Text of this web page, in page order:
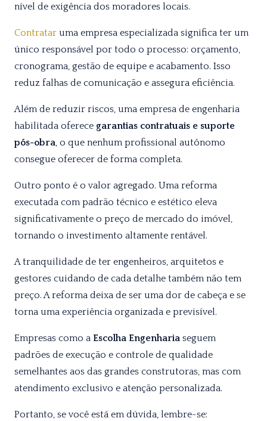
nível de exigência dos moradores locais.
Contratar uma empresa especializada significa ter um
único responsável por todo o processo: orçamento,
cronograma, gestão de equipe e acabamento. Isso
reduz falhas de comunicação e assegura eficiência.
Além de reduzir riscos, uma empresa de engenharia
habilitada oferece garantias contratuais e suporte
pós-obra, o que nenhum profissional autônomo
consegue oferecer de forma completa.
Outro ponto é o valor agregado. Uma reforma
executada com padrão técnico e estético eleva
significativamente o preço de mercado do imóvel,
tornando o investimento altamente rentável.
A tranquilidade de ter engenheiros, arquitetos e
gestores cuidando de cada detalhe também não tem
preço. A reforma deixa de ser uma dor de cabeça e se
torna uma experiência organizada e previsível.
Empresas como a Escolha Engenharia seguem
padrões de execução e controle de qualidade
semelhantes aos das grandes construtoras, mas com
atendimento exclusivo e atenção personalizada.
Portanto, se você está em dúvida, lembre-se: